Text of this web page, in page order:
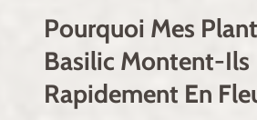
Pourquoi Mes
Basilic Montent-Ils
Rapidement En